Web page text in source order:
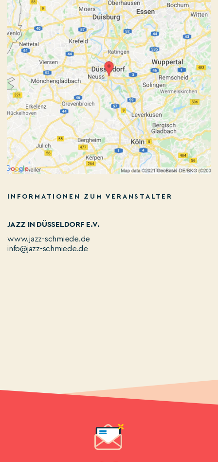
INFORMATIONEN ZUM VERANSTALTER
JAZZ IN DÜSSELDORF E.V.
www.jazz-schmiede.de
info@jazz-schmiede.de